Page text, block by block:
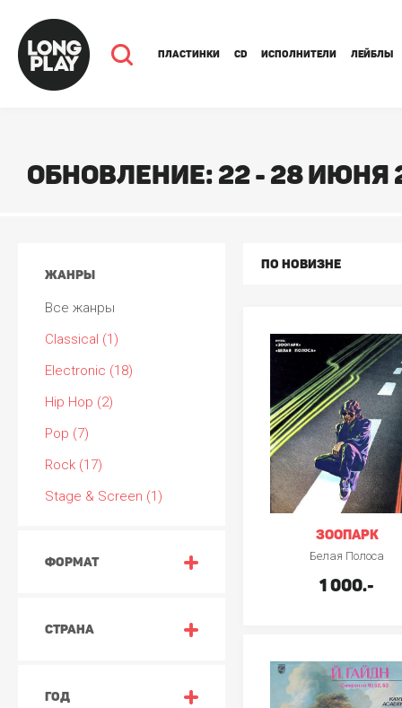
ПЛАСТИНКИ CD ИСПОЛНИТЕЛИ ЛЕЙБЛЫ
ОБНОВЛЕНИЕ: 22 - 28 ИЮНЯ
ЖАНРЫ
Все жанры
Classical (1)
Electronic (18)
Hip Hop (2)
Pop (7)
Rock (17)
Stage & Screen (1)
ФОРМАТ
СТРАНА
ГОД
ПО НОВИЗНЕ
ЗООПАРК
Белая Полоса
1 000.-